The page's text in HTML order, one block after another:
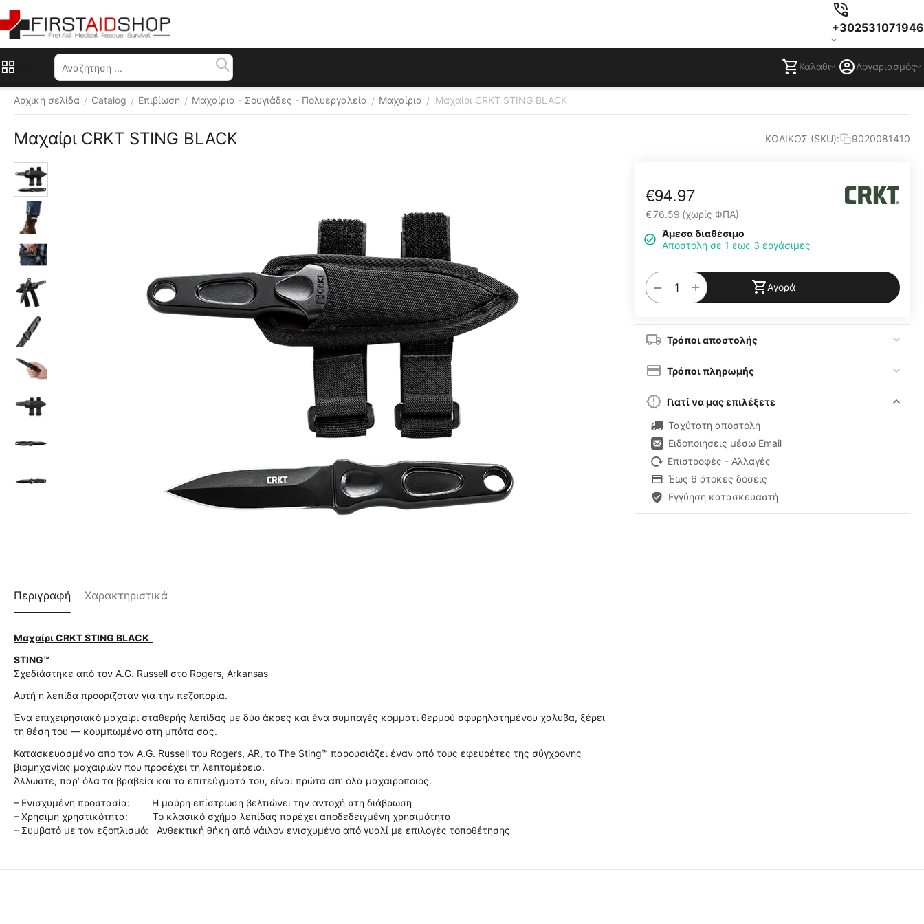
+302531071946
Καλάθι Λογαριασμός
Αρχική σελίδα / Catalog / Επιβίωση / Μαχαίρια - Σουγιάδες - Πολυεργαλεία / Μαχαίρια / Μαχαίρι CRKT STING BLACK
Μαχαίρι CRKT STING BLACK ΚΩΔΙΚΟΣ (SKU): 9020081410
€94.97
€76.59 (χωρίς ΦΠΑ)
Άμεσα διαθέσιμο
Αποστολή σε 1 εως 3 εργάσιμες
+
− Αγορά
Τρόποι αποστολής
Τρόποι πληρωμής
Γιατί να μας επιλέξετε
Ταχύτατη αποστολή
Ειδοποιήσεις μέσω Email
Επιστροφές - Αλλαγές
Έως 6 άτοκες δόσεις
Εγγύηση κατασκευαστή
Περιγραφή Χαρακτηριστικά
Μαχαίρι CRKT STING BLACK
STING™
Σχεδιάστηκε από τον A.G. Russell στο Rogers, Arkansas
Αυτή η λεπίδα προοριζόταν για την πεζοπορία.
Ένα επιχειρησιακό μαχαίρι σταθερής λεπίδας με δύο άκρες και ένα συμπαγές κομμάτι θερμού σφυρηλατημένου χάλυβα, ξέρει
τη θέση του — κουμπωμένο στη μπότα σας.
Κατασκευασμένο από τον A.G. Russell του Rogers, AR, το The Sting™ παρουσιάζει έναν από τους εφευρέτες της σύγχρονης
βιομηχανίας μαχαιριών που προσέχει τη λεπτομέρεια.
Άλλωστε, παρ’ όλα τα βραβεία και τα επιτεύγματά του, είναι πρώτα απ’ όλα μαχαιροποιός.
– Ενισχυμένη προστασία: Η μαύρη επίστρωση βελτιώνει την αντοχή στη διάβρωση
– Χρήσιμη χρηστικότητα: Το κλασικό σχήμα λεπίδας παρέχει αποδεδειγμένη χρησιμότητα
– Συμβατό με τον εξοπλισμό: Ανθεκτική θήκη από νάιλον ενισχυμένο από γυαλί με επιλογές τοποθέτησης